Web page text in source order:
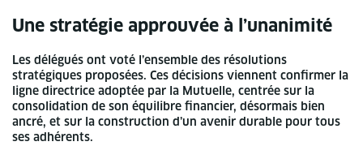
Une stratégie approuvée à l’unanimité
Les délégués ont voté l’ensemble des résolutions
stratégiques proposées. Ces décisions viennent confirmer la
ligne directrice adoptée par la Mutuelle, centrée sur la
consolidation de son équilibre financier, désormais bien
ancré, et sur la construction d’un avenir durable pour tous
ses adhérents.